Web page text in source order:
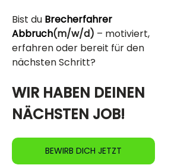
Bist du Brecherfahrer
Abbruch(m/w/d) – motiviert,
erfahren oder bereit für den
nächsten Schritt?
WIR HABEN DEINEN
NÄCHSTEN JOB!
BEWIRB DICH JETZT